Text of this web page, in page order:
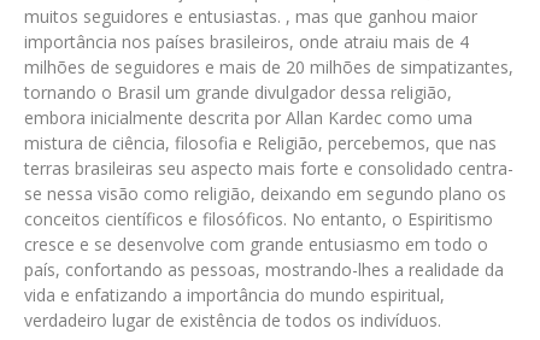
muitos seguidores e entusiastas. , mas que ganhou maior
importância nos países brasileiros, onde atraiu mais de 4
milhões de seguidores e mais de 20 milhões de simpatizantes,
tornando o Brasil um grande divulgador dessa religião,
embora inicialmente descrita por Allan Kardec como uma
mistura de ciência, filosofia e Religião, percebemos, que nas
terras brasileiras seu aspecto mais forte e consolidado centra-
se nessa visão como religião, deixando em segundo plano os
conceitos científicos e filosóficos. No entanto, o Espiritismo
cresce e se desenvolve com grande entusiasmo em todo o
país, confortando as pessoas, mostrando-lhes a realidade da
vida e enfatizando a importância do mundo espiritual,
verdadeiro lugar de existência de todos os indivíduos.